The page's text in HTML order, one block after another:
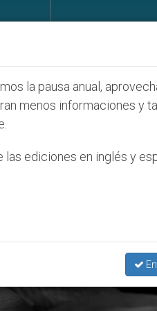
católico
Oración Y
la pausa anual,
menos informaciones y
ediciones en inglés y